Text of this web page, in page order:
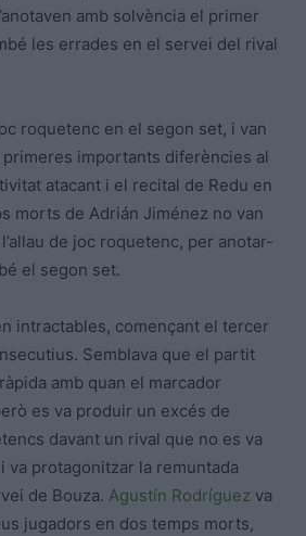
amb solvència el primer
les errades en el servei del rival
roquetenc en el segon set, i van
importants diferències al
atacant i el recital de Redu en
morts de Adrián Jiménez no van
de joc roquetenc, per anotar-
el segon set.
intractables, començant el tercer
Semblava que el partit
amb quan el marcador
es va produir un excés de
davant un rival que no es va
va protagonitzar la remuntada
de Bouza. Agustín Rodríguez va
jugadors en dos temps morts,